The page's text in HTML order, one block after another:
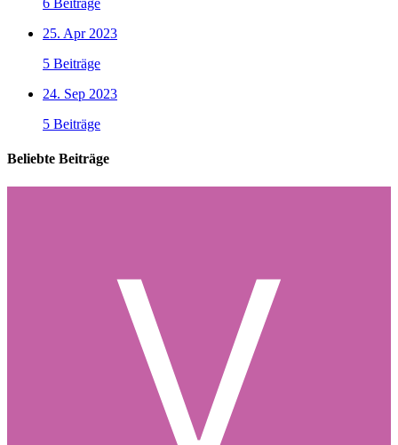
6 Beiträge
25. Apr 2023
5 Beiträge
24. Sep 2023
5 Beiträge
Beliebte Beiträge